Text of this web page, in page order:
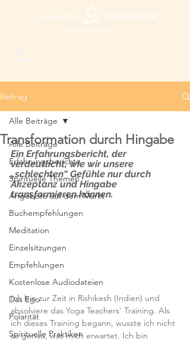
Beitrag
Alle Beiträge
Erfahrungsberichte
Spirituelle Themen
Angebote auf dem Markt
Buchempfehlungen
Meditation
Einzelsitzungen
Empfehlungen
Kostenlose Audiodateien
Das Ego
Polarität
Spirituelle Praktiken
Alle Beiträge
Transformation durch Hingabe
Ein Erfahrungsbericht, der
verdeutlicht, wie wir unsere
„schlechten“ Gefühle nur durch
Akzeptanz und Hingabe
transformieren können.
Ich bin zur Zeit in Rishikesh (Indien) und
absolviere das Yoga Teachers' Training. Als
ich dieses Training begann, wusste ich nicht
so genau, was mich erwartet. Ich bin